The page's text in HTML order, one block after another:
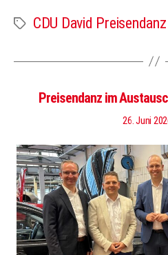
Schlagwörter
CDU David
Preisendanz im
26. Juni